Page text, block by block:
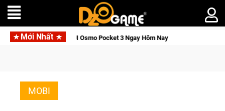
Mới Nhất
Săn DJI Osmo Pocket 3 Ngay Hôm Nay
MOBI